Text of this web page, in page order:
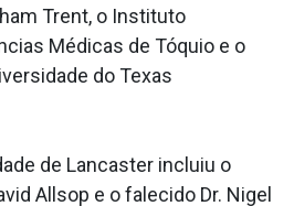
Trent, o Instituto
Médicas de Tóquio e o
do Texas
de Lancaster incluiu o
Allsop e o falecido Dr. Nigel